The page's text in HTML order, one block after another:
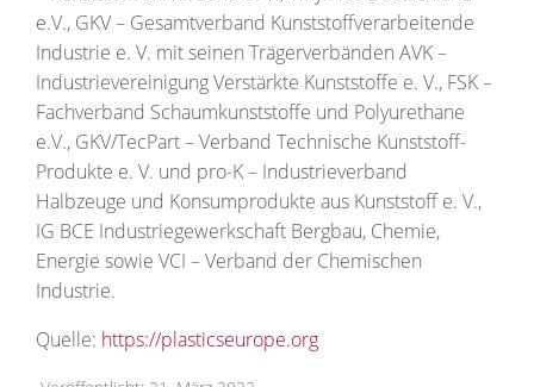
e.V., GKV – Gesamtverband Kunststoffverarbeitende
Industrie e. V. mit seinen Trägerverbänden AVK –
Industrievereinigung Verstärkte Kunststoffe e. V., FSK –
Fachverband Schaumkunststoffe und Polyurethane
e.V., GKV/TecPart – Verband Technische Kunststoff-
Produkte e. V. und pro-K – Industrieverband
Halbzeuge und Konsumprodukte aus Kunststoff e. V.,
IG BCE Industriegewerkschaft Bergbau, Chemie,
Energie sowie VCI – Verband der Chemischen
Industrie.
Quelle: https://plasticseurope.org